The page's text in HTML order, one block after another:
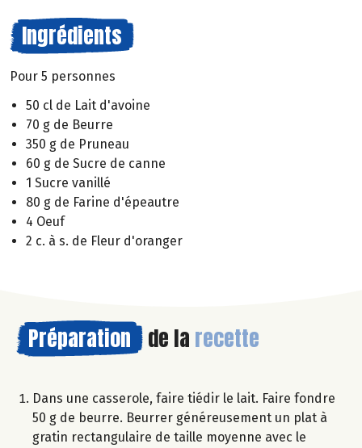
Ingrédients
Pour 5 personnes
50 cl de Lait d'avoine
70 g de Beurre
350 g de Pruneau
60 g de Sucre de canne
1 Sucre vanillé
80 g de Farine d'épeautre
4 Oeuf
2 c. à s. de Fleur d'oranger
Préparation de la recette
Dans une casserole, faire tiédir le lait. Faire fondre
50 g de beurre. Beurrer généreusement un plat à
gratin rectangulaire de taille moyenne avec le